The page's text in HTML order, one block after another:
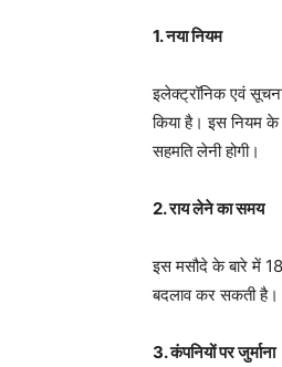
1. नया नियम
इलेक्ट्रॉनिक एवं
किया है। इस नियम
सहमति लेनी होगी।
2. राय लेने का समय
इस मसौदे के बारे में
बदलाव कर सकती है।
3. कंपनियों पर जुर्माना